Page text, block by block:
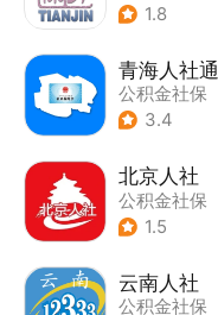
1.8
青海人社通
公积金社保
3.4
北京人社
公积金社保
1.5
云南人社
公积金社保